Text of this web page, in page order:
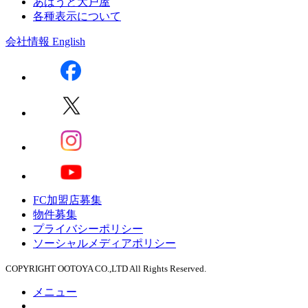
各種表示について
会社情報 English
FC加盟店募集
物件募集
プライバシーポリシー
ソーシャルメディアポリシー
COPYRIGHT OOTOYA CO.,LTD All Rights Reserved.
メニュー